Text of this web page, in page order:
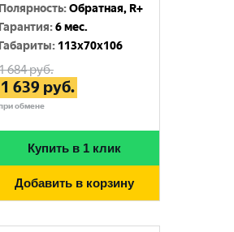
Полярность:Обратная, R+
Гарантия:6 мес.
Габариты: 113x70x106
684руб.
1 639 руб.
обмене
Купить в 1 клик
Добавить в корзину